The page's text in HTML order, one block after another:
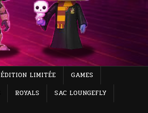
ÉDITION LIMITÉE
GAMES
ROYALS
SAC LOUNGEFLY